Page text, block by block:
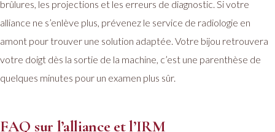
brûlures, les projections et les erreurs de diagnostic. Si votre
alliance ne s’enlève plus, prévenez le service de radiologie en
amont pour trouver une solution adaptée. Votre bijou retrouvera
votre doigt dès la sortie de la machine, c’est une parenthèse de
quelques minutes pour un examen plus sûr.
FAQ sur l’alliance et l’IRM